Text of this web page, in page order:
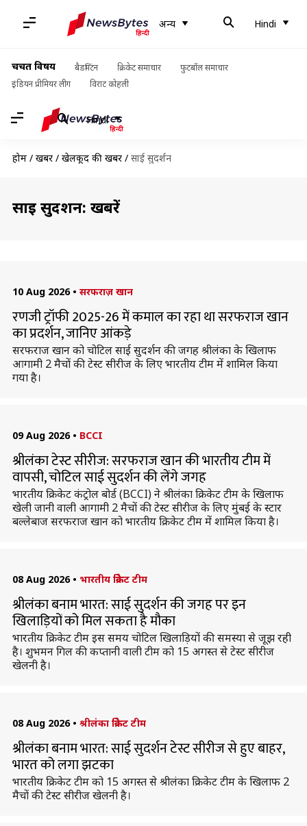
अन्य Hindi
चर्चित विषय बैडमिंटन क्रिकेट समाचार
फुटबॉल समाचार
इंडियन प्रीमियर लीग
विराट कोहली
Hindi
होम / खबरें / खेलकूद की खबरें / साई सुदर्शन
साई सुदर्शन: खबरें
10 Aug 2026 • सरफराज़ खान
रणजी ट्रॉफी 2025-26 में कमाल का रहा था सरफराज खान
का प्रदर्शन, जानिए आंकड़े
सरफराज खान को चोटिल साई सुदर्शन की जगह श्रीलंका के खिलाफ
आगामी 2 मैचों की टेस्ट सीरीज के लिए भारतीय टीम में शामिल किया
गया है।
09 Aug 2026 • BCCI
श्रीलंका टेस्ट सीरीज: सरफराज खान की भारतीय टीम में
वापसी, चोटिल साई सुदर्शन की लेंगे जगह
भारतीय क्रिकेट कंट्रोल बोर्ड (BCCI) ने श्रीलंका क्रिकेट टीम के खिलाफ
खेली जानी वाली आगामी 2 मैचों की टेस्ट सीरीज के लिए मुंबई के स्टार
बल्लेबाज सरफराज खान को भारतीय क्रिकेट टीम में शामिल किया है।
08 Aug 2026 • भारतीय क्रिकेट टीम
श्रीलंका बनाम भारत: साई सुदर्शन की जगह पर इन
खिलाड़ियों को मिल सकता है मौका
भारतीय क्रिकेट टीम इस समय चोटिल खिलाड़ियों की समस्या से जूझ रही
है। शुभमन गिल की कप्तानी वाली टीम को 15 अगस्त से टेस्ट सीरीज
खेलनी है।
08 Aug 2026 • श्रीलंका क्रिकेट टीम
श्रीलंका बनाम भारत: साई सुदर्शन टेस्ट सीरीज से हुए बाहर,
भारत को लगा झटका
भारतीय क्रिकेट टीम को 15 अगस्त से श्रीलंका क्रिकेट टीम के खिलाफ 2
मैचों की टेस्ट सीरीज खेलनी है।